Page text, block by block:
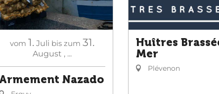
vom 1. Juli bis zum 31.
August , ...
Armement Nazado
Huîtres
Mer
Plévenon